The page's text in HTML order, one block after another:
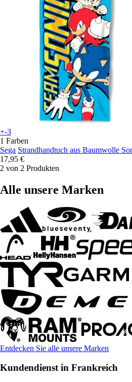
+-3
1 Farben
Sega Strandhandtuch aus Baumwolle
17,95 €
2 von 2 Produkten
Alle unsere Marken
Entdecken Sie alle unsere Marken
Kundendienst in Frankreich